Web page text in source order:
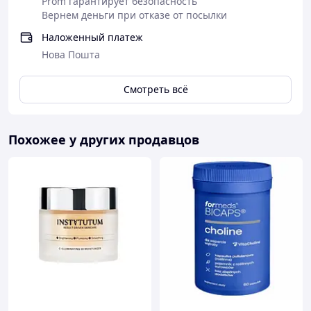
папиллом и бородавок раз и навсегда!
Вернем деньги при отказе от посылки
Наложенный платеж
Нова Пошта
Смотреть всё
Похожее у других продавцов